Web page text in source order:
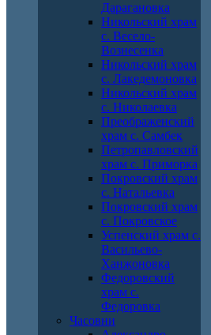
Дарагановка
Никольский храм
с. Весело-
Вознесенка
Никольский храм
с. Лакедемоновка
Никольский храм
с. Николаевка
Преображенский
храм с. Самбек
Петропавловский
храм с. Приморка
Покровский храм
с. Натальевка
Покровский храм
с. Покровское
Успенский храм с.
Васильево-
Ханжоновка
Федоровский
храм с.
Федоровка
Часовни